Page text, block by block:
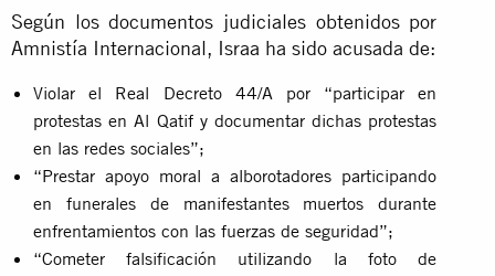
Según los documentos judiciales obtenidos por
Amnistía Internacional, Israa ha sido acusada de:
Violar el Real Decreto 44/A por “participar en
protestas en Al Qatif y documentar dichas protestas
en las redes sociales”;
“Prestar apoyo moral a alborotadores participando
en funerales de manifestantes muertos durante
enfrentamientos con las fuerzas de seguridad”;
“Cometer falsificación utilizando la foto de